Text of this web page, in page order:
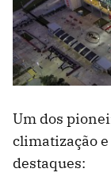
Um dos
climatização
destaques: